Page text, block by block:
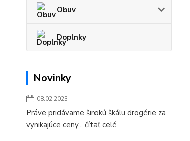
Obuv
Doplnky
Novinky
08.02.2023
Práve pridávame širokú škálu drogérie za
vynikajúce ceny... čítať celé